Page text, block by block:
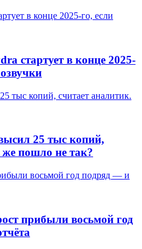
в конце 2025-го, если
стартует в конце 2025-
тыс копий, считает аналитик.
25 тыс копий,
же пошло не так?
восьмой год подряд — и
прибыли восьмой год